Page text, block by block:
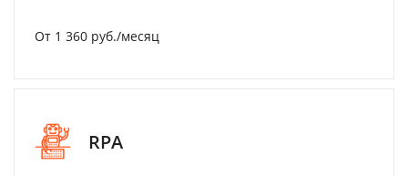
От 1 360 руб./месяц
RPA